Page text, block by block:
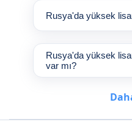
Rusya'da yüksek
Rusya'da yüksek
var mı?